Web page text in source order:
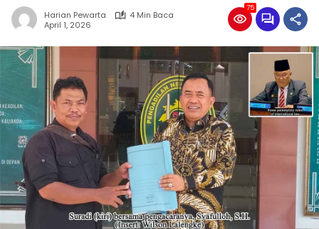
Harian Pewarta
4 Min Baca
April 1, 2026
75